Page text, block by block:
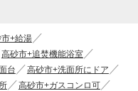
+給湯
高砂市+追焚機能浴室
台
高砂市+洗面所にドア
高砂市+ガスコンロ可